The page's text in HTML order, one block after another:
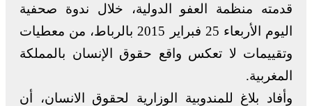
قدمته منظمة العفو الدولية، خلال ندوة صحفية
اليوم الأربعاء 25 فبراير 2015 بالرباط، من معطيات
وتقييمات لا تعكس واقع حقوق الإنسان بالمملكة
المغربية.
وأفاد بلاغ للمندوبية الوزارية لحقوق الانسان، أن